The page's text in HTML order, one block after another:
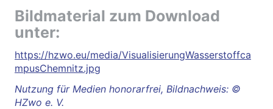
Bildmaterial zum Download
unter:
https://hzwo.eu/media/VisualisierungWasserstoffca
mpusChemnitz.jpg
Nutzung für Medien honorarfrei, Bildnachweis: ©
HZwo e. V.